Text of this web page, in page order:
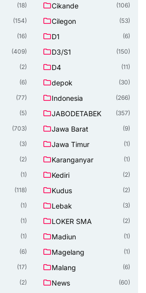
(18) Cikande (106)
(154) Cilegon (53)
(16) D1 (6)
(409) D3/S1 (150)
(2) D4 (11)
(6) depok (30)
(77) Indonesia (266)
(5) JABODETABEK (357)
(703) Jawa Barat (9)
(3) Jawa Timur (1)
(2) Karanganyar (1)
(1) Kediri (2)
(118) Kudus (2)
(1) Lebak (3)
(1) LOKER SMA (2)
(1) Madiun (1)
(6) Magelang (1)
(17) Malang (6)
(2) News (60)